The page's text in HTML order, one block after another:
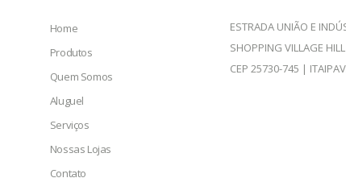
Home
Produtos
Quem Somos
Aluguel
Serviços
Nossas Lojas
Contato
ESTRADA UNIÃO E
SHOPPING VILLAGE
CEP 25730-745 |